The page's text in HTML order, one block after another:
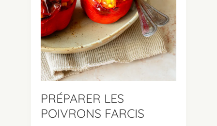
PRÉPARER LES
POIVRONS FARCIS